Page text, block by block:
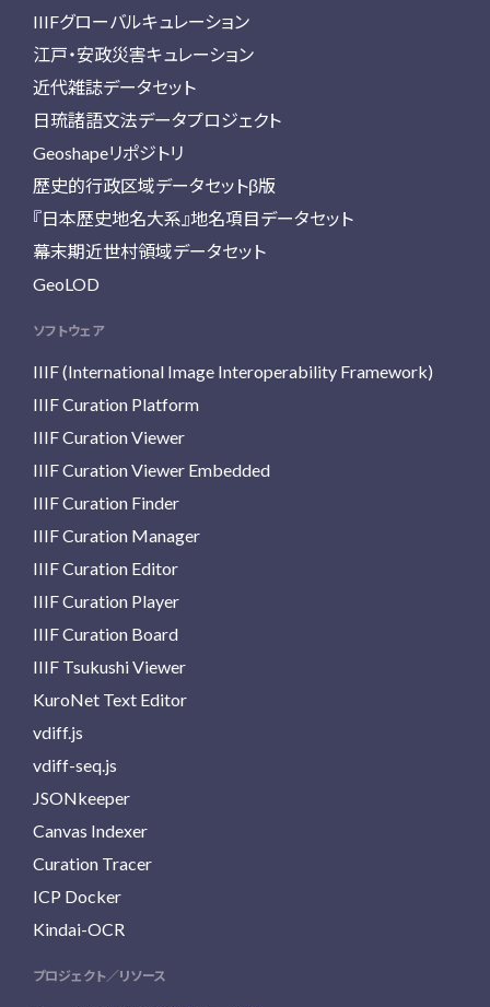
IIIFグローバルキュレーション
江戸・安政災害キュレーション
近代雑誌データセット
日琉諸語文法データプロジェクト
Geoshapeリポジトリ
歴史的行政区域データセットβ版
『日本歴史地名大系』地名項目データセット
幕末期近世村領域データセット
GeoLOD
ソフトウェア
IIIF (International Image Interoperability Framework)
IIIF Curation Platform
IIIF Curation Viewer
IIIF Curation Viewer Embedded
IIIF Curation Finder
IIIF Curation Manager
IIIF Curation Editor
IIIF Curation Player
IIIF Curation Board
IIIF Tsukushi Viewer
KuroNet Text Editor
vdiff.js
vdiff-seq.js
JSONkeeper
Canvas Indexer
Curation Tracer
ICP Docker
Kindai-OCR
プロジェクト／リソース